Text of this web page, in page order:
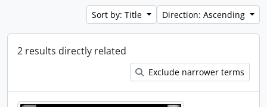
Sort by: Title Direction: Ascending
2 results directly related
Exclude narrower terms